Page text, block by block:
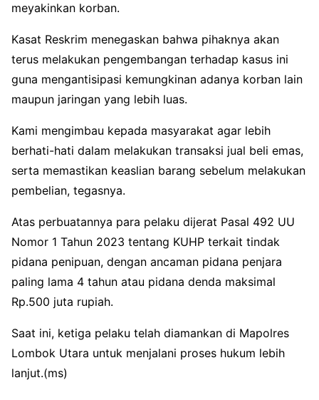
meyakinkan korban.
Kasat Reskrim menegaskan bahwa pihaknya akan
terus melakukan pengembangan terhadap kasus ini
guna mengantisipasi kemungkinan adanya korban lain
maupun jaringan yang lebih luas.
Kami mengimbau kepada masyarakat agar lebih
berhati-hati dalam melakukan transaksi jual beli emas,
serta memastikan keaslian barang sebelum melakukan
pembelian, tegasnya.
Atas perbuatannya para pelaku dijerat Pasal 492 UU
Nomor 1 Tahun 2023 tentang KUHP terkait tindak
pidana penipuan, dengan ancaman pidana penjara
paling lama 4 tahun atau pidana denda maksimal
Rp.500 juta rupiah.
Saat ini, ketiga pelaku telah diamankan di Mapolres
Lombok Utara untuk menjalani proses hukum lebih
lanjut.(ms)